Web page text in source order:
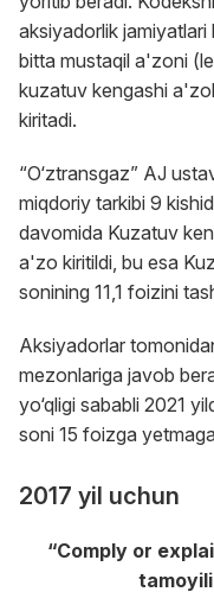
aksiyadorlik
bitta mustaqil a'zoni
kuzatuv kengashi
kiritadi.
“O‘ztransgaz” AJ
miqdoriy tarkibi 9
davomida Kuzatuv
a'zo kiritildi, bu esa
sonining 11,1 foizini
Aksiyadorlar
mezonlariga javob
yo‘qligi sababli 2021
soni 15 foizga
2017 yil uchun
“Сomply or